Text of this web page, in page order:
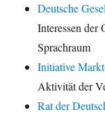
Deutsche
Interessen der
Sprachraum
Initiative
Aktivität der
Rat der